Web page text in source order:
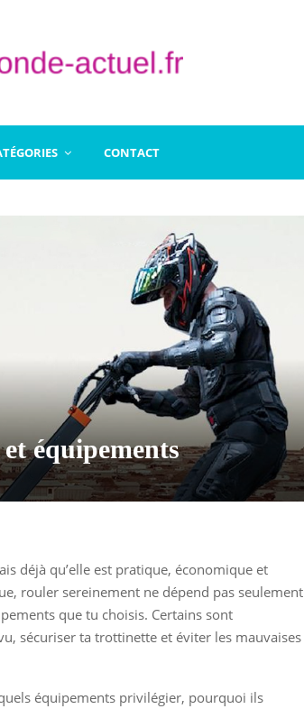
CONTACT
équipements
déjà qu’elle est pratique, économique et
rouler sereinement ne dépend pas seulement
que tu choisis. Certains sont
sécuriser ta trottinette et éviter les mauvaises
équipements privilégier, pourquoi ils